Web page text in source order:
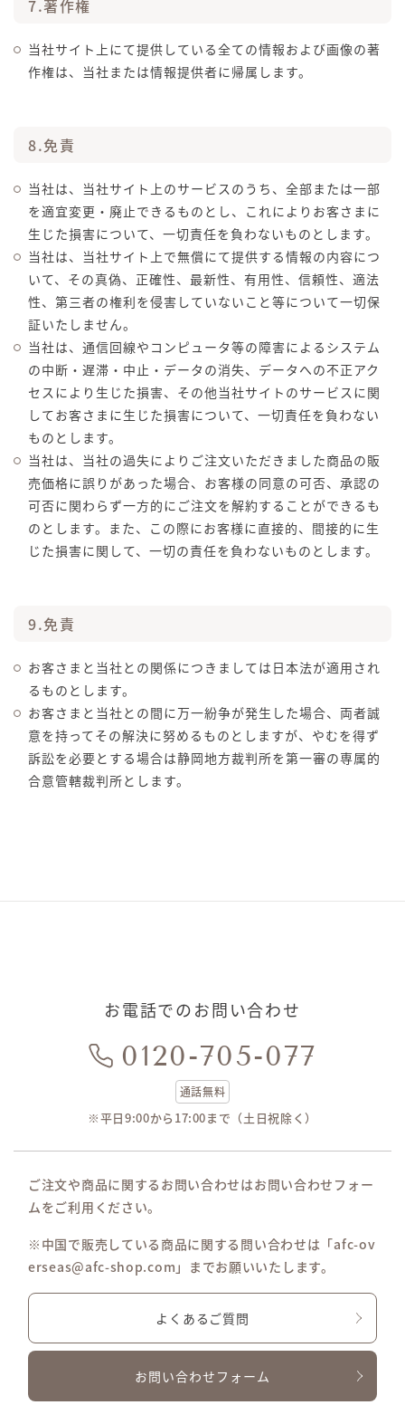
7.著作権
当社サイト上にて提供している全ての情報および画像の著
作権は、当社または情報提供者に帰属します。
8.免責
当社は、当社サイト上のサービスのうち、全部または一部
を適宜変更・廃止できるものとし、これによりお客さまに
生じた損害について、一切責任を負わないものとします。
当社は、当社サイト上で無償にて提供する情報の内容につ
いて、その真偽、正確性、最新性、有用性、信頼性、適法
性、第三者の権利を侵害していないこと等について一切保
証いたしません。
当社は、通信回線やコンピュータ等の障害によるシステム
の中断・遅滞・中止・データの消失、データへの不正アク
セスにより生じた損害、その他当社サイトのサービスに関
してお客さまに生じた損害について、一切責任を負わない
ものとします。
当社は、当社の過失によりご注文いただきました商品の販
売価格に誤りがあった場合、お客様の同意の可否、承認の
可否に関わらず一方的にご注文を解約することができるも
のとします。また、この際にお客様に直接的、間接的に生
じた損害に関して、一切の責任を負わないものとします。
9.免責
お客さまと当社との関係につきましては日本法が適用され
るものとします。
お客さまと当社との間に万一紛争が発生した場合、両者誠
意を持ってその解決に努めるものとしますが、やむを得ず
訴訟を必要とする場合は静岡地方裁判所を第一審の専属的
合意管轄裁判所とします。
お電話でのお問い合わせ
0120-705-077
通話無料
※平日9:00から17:00まで（土日祝除く）
ご注文や商品に関するお問い合わせはお問い合わせフォー
ムをご利用ください。
※中国で販売している商品に関する問い合わせは「afc-ov
erseas@afc-shop.com」までお願いいたします。
よくあるご質問
お問い合わせフォーム